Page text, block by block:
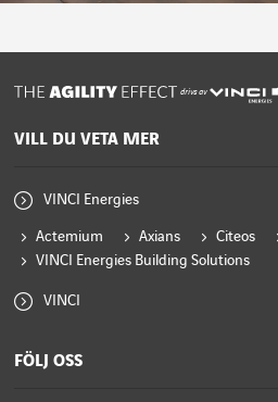
drivs av
VILL DU VETA MER
VINCI Energies
Actemium Axians Citeos
VINCI Energies Building Solutions
VINCI
FÖLJ OSS